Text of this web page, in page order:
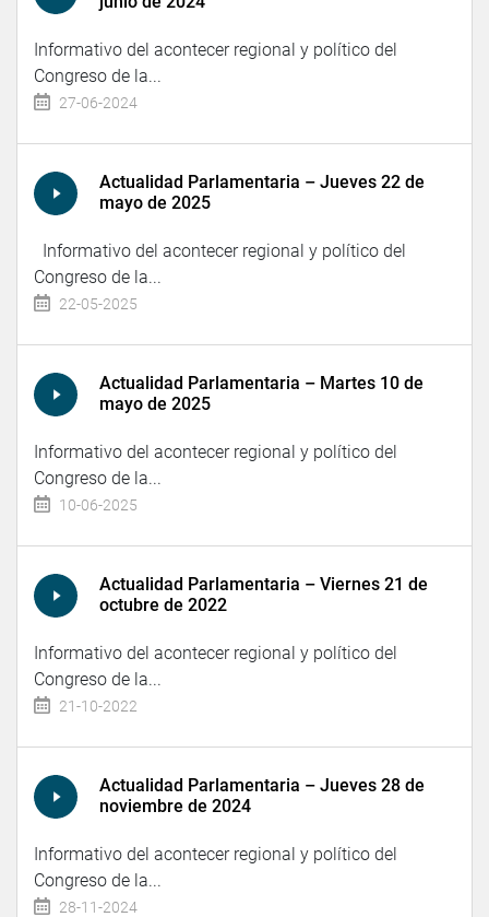
Informativo del acontecer regional y político del
Congreso de la...
27-06-2024
Actualidad Parlamentaria – Jueves 22 de
mayo de 2025
Informativo del acontecer regional y político del
Congreso de la...
22-05-2025
Actualidad Parlamentaria – Martes 10 de
mayo de 2025
Informativo del acontecer regional y político del
Congreso de la...
10-06-2025
Actualidad Parlamentaria – Viernes 21 de
octubre de 2022
Informativo del acontecer regional y político del
Congreso de la...
21-10-2022
Actualidad Parlamentaria – Jueves 28 de
noviembre de 2024
Informativo del acontecer regional y político del
Congreso de la...
28-11-2024